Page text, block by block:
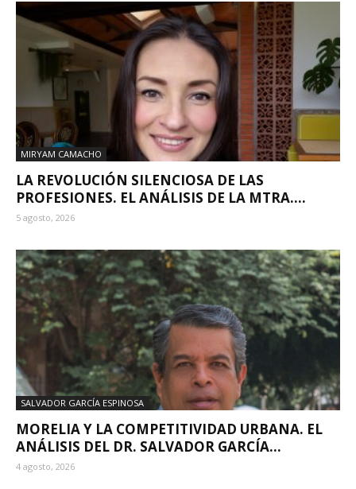
MIRYAM CAMACHO
LA REVOLUCIÓN SILENCIOSA DE LAS
PROFESIONES. EL ANÁLISIS DE LA MTRA....
5 agosto, 2026
SALVADOR GARCÍA ESPINOSA
MORELIA Y LA COMPETITIVIDAD URBANA. EL
ANÁLISIS DEL DR. SALVADOR GARCÍA...
4 agosto, 2026